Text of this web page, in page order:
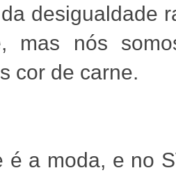
desigualdade
mas nós
cor de carne.
é a moda, e no